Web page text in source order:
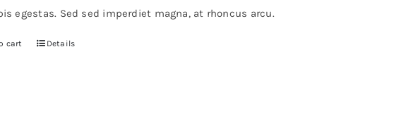
egestas. Sed sed imperdiet magna, at rhoncus arcu.
cart Details